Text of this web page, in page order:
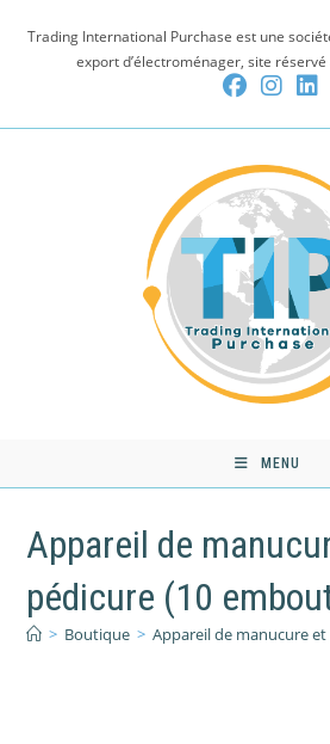
Trading International Purchase est une
export d’électroménager, site
MENU
Appareil de
pédicure (10
> Boutique > Appareil de manucure